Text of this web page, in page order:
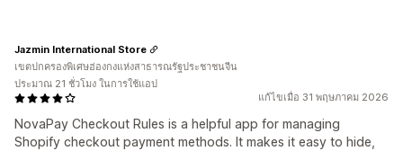
แก้ไขเมื่อ 31 พฤษภาคม 2026
NovaPay Checkout Rules is a helpful app for managing
Shopify checkout payment methods. It makes it easy to hide,
Jazmin International Store
เขตปกครองพิเศษฮ่องกงแห่งสาธารณรัฐประชาชนจีน
ประมาณ 21 ชั่วโมง ในการใช้แอป